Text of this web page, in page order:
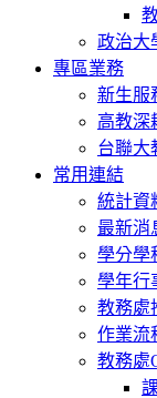
政治大
專區業務
新生服
高教深
台聯大
常用連結
統計資
最新消
學分學
學年行
教務處
作業流
教務處